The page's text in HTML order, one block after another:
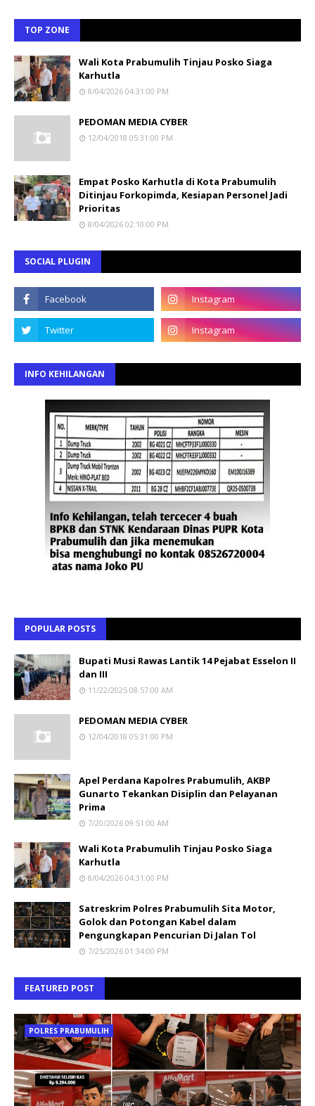
TOP ZONE
Wali Kota Prabumulih Tinjau Posko Siaga
Karhutla
8/04/2026 04:31:00 PM
PEDOMAN MEDIA CYBER
12/04/2018 05:31:00 PM
Empat Posko Karhutla di Kota Prabumulih
Ditinjau Forkopimda, Kesiapan Personel Jadi
Prioritas
8/04/2026 02:10:00 PM
SOCIAL PLUGIN
INFO KEHILANGAN
POPULAR POSTS
Bupati Musi Rawas Lantik 14 Pejabat Esselon II
dan III
11/22/2025 08:57:00 AM
PEDOMAN MEDIA CYBER
12/04/2018 05:31:00 PM
Apel Perdana Kapolres Prabumulih, AKBP
Gunarto Tekankan Disiplin dan Pelayanan
Prima
7/20/2026 09:51:00 AM
Wali Kota Prabumulih Tinjau Posko Siaga
Karhutla
8/04/2026 04:31:00 PM
Satreskrim Polres Prabumulih Sita Motor,
Golok dan Potongan Kabel dalam
Pengungkapan Pencurian Di Jalan Tol
7/25/2026 01:34:00 PM
FEATURED POST
POLRES PRABUMULIH